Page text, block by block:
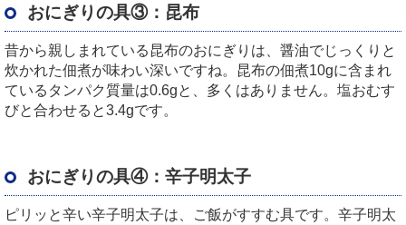
おにぎりの具③：昆布
昔から親しまれている昆布のおにぎりは、醤油でじっくりと
炊かれた佃煮が味わい深いですね。昆布の佃煮10gに含まれ
ているタンパク質量は0.6gと、多くはありません。塩おむす
びと合わせると3.4gです。
おにぎりの具④：辛子明太子
ピリッと辛い辛子明太子は、ご飯がすすむ具です。辛子明太